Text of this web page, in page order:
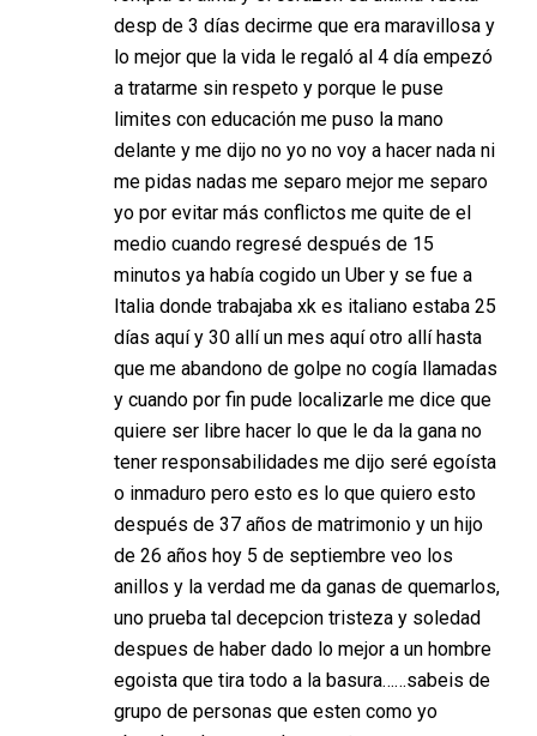
desp de 3 días decirme que era maravillosa y
lo mejor que la vida le regaló al 4 día empezó
a tratarme sin respeto y porque le puse
limites con educación me puso la mano
delante y me dijo no yo no voy a hacer nada ni
me pidas nadas me separo mejor me separo
yo por evitar más conflictos me quite de el
medio cuando regresé después de 15
minutos ya había cogido un Uber y se fue a
Italia donde trabajaba xk es italiano estaba 25
días aquí y 30 allí un mes aquí otro allí hasta
que me abandono de golpe no cogía llamadas
y cuando por fin pude localizarle me dice que
quiere ser libre hacer lo que le da la gana no
tener responsabilidades me dijo seré egoísta
o inmaduro pero esto es lo que quiero esto
después de 37 años de matrimonio y un hijo
de 26 años hoy 5 de septiembre veo los
anillos y la verdad me da ganas de quemarlos,
uno prueba tal decepcion tristeza y soledad
despues de haber dado lo mejor a un hombre
egoista que tira todo a la basura……sabeis de
grupo de personas que esten como yo